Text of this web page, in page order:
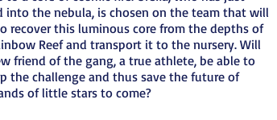
into the nebula, is chosen on the team that will
recover this luminous core from the depths of
Reef and transport it to the nursery. Will
friend of the gang, a true athlete, be able to
the challenge and thus save the future of
of little stars to come?